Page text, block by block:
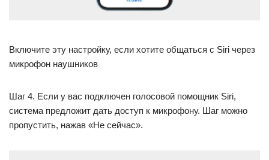
Включите эту настройку, если хотите общаться с Siri через
микрофон наушников
Шаг 4. Если у вас подключен голосовой помощник Siri,
система предложит дать доступ к микрофону. Шаг можно
пропустить, нажав «Не сейчас».